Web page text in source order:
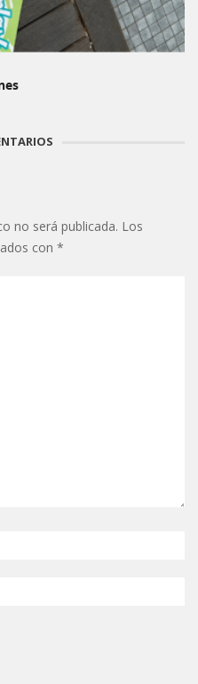
no será publicada. Los
con *